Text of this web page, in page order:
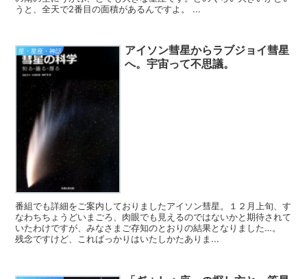
うと、全天で2番目の面積があるんですよ。 ...
星・星座・神話
アイソン彗星からラブジョイ彗星
へ。宇宙って不思議。
番組でも詳細をご案内しておりましたアイソン彗星。１２月上旬、す
なわちちょうどいまごろ、肉眼でも見えるのではないかと期待されて
いたわけですが、みなさまご存知のとおりの結果となりました…。
残念ですけど、こればっかりはいたしかたありま...